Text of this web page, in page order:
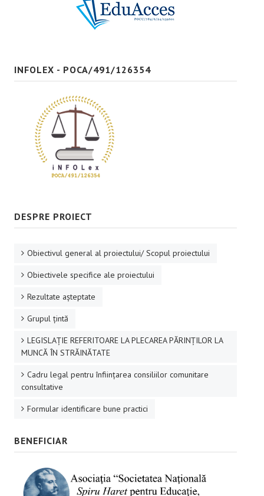
INFOLEX - POCA/491/126354
DESPRE PROIECT
Obiectivul general al proiectului/ Scopul proiectului
Obiectivele specifice ale proiectului
Rezultate aşteptate
Grupul ţintă
LEGISLAȚIE REFERITOARE LA PLECAREA PĂRINȚILOR LA
MUNCĂ ÎN STRĂINĂTATE
Cadru legal pentru înființarea consiliilor comunitare
consultative
Formular identificare bune practici
BENEFICIAR